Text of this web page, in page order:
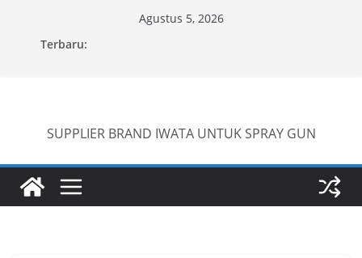
Agustus 5, 2026
Terbaru:
SUPPLIER BRAND IWATA UNTUK SPRAY GUN